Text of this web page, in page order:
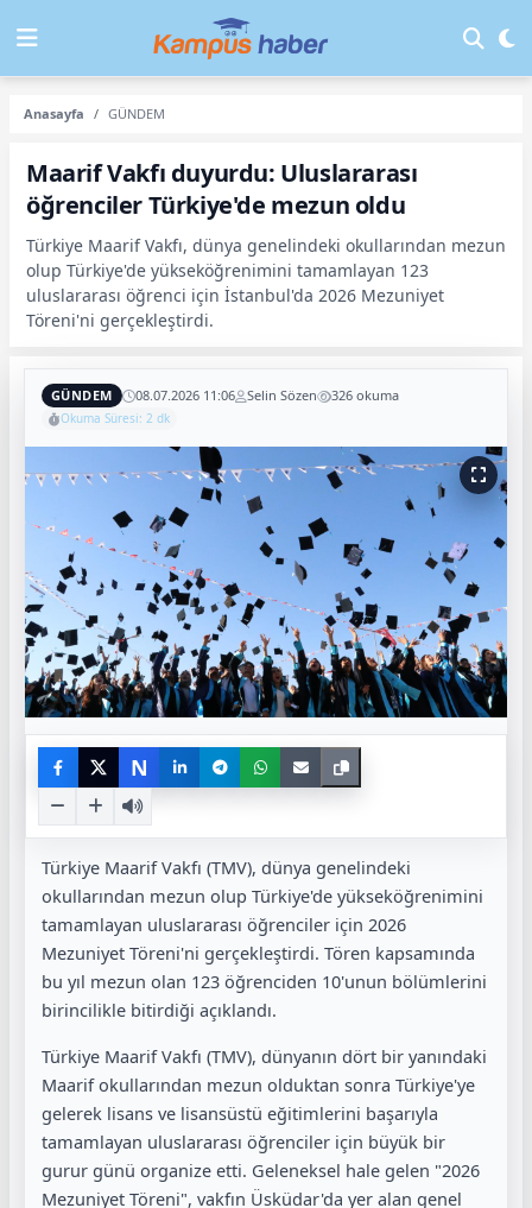
Anasayfa GÜNDEM
Maarif Vakfı duyurdu: Uluslararası
öğrenciler Türkiye'de mezun oldu
Türkiye Maarif Vakfı, dünya genelindeki okullarından mezun
olup Türkiye'de yükseköğrenimini tamamlayan 123
uluslararası öğrenci için İstanbul'da 2026 Mezuniyet
Töreni'ni gerçekleştirdi.
GÜNDEM 08.07.2026 11:06 Selin Sözen 326 okuma
Okuma Süresi: 2 dk
N
Türkiye Maarif Vakfı (TMV), dünya genelindeki
okullarından mezun olup Türkiye'de yükseköğrenimini
tamamlayan uluslararası öğrenciler için 2026
Mezuniyet Töreni'ni gerçekleştirdi. Tören kapsamında
bu yıl mezun olan 123 öğrenciden 10'unun bölümlerini
birincilikle bitirdiği açıklandı.
Türkiye Maarif Vakfı (TMV), dünyanın dört bir yanındaki
Maarif okullarından mezun olduktan sonra Türkiye'ye
gelerek lisans ve lisansüstü eğitimlerini başarıyla
tamamlayan uluslararası öğrenciler için büyük bir
gurur günü organize etti. Geleneksel hale gelen "2026
Mezuniyet Töreni", vakfın Üsküdar'da yer alan genel